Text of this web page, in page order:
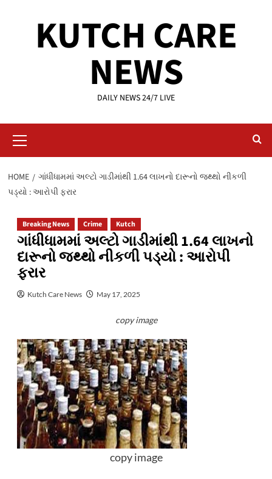
KUTCH CARE
NEWS
DAILY NEWS 24/7 LIVE
Menu
HOME
ગાંધીધામમાં અલ્ટો ગાડીમાંથી 1.64 લાખનો દારૂનો જથ્થો નીકળી
પડ્યો : આરોપી ફરાર
Breaking News Crime Kutch
ગાંધીધામમાં અલ્ટો ગાડીમાંથી 1.64 લાખનો
દારૂનો જથ્થો નીકળી પડ્યો : આરોપી
ફરાર
Kutch Care News May 17, 2025
copy image
copy image